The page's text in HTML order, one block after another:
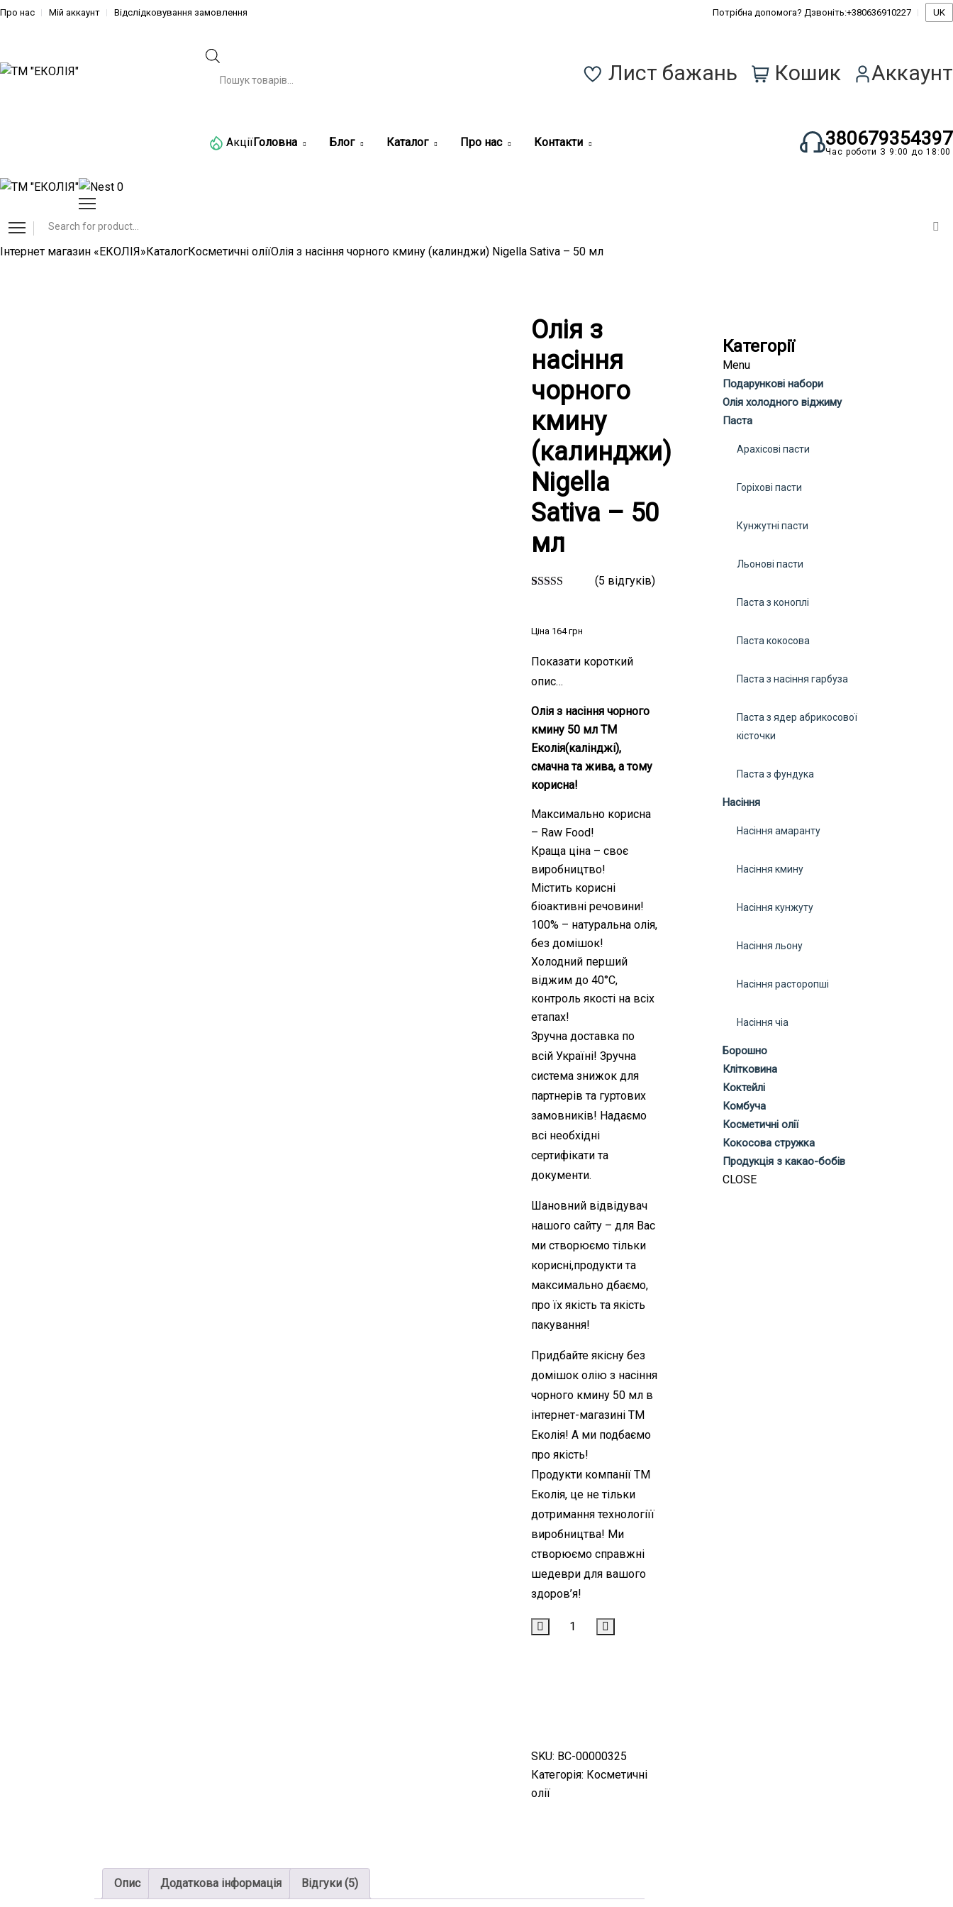
Про нас Мій аккаунт Відслідковування замовлення Потрібна допомога? Дзвоніть:+380636910227 UK
Лист бажань Кошик Аккаунт
АкціїГоловна Блог Каталог Про нас Контакти 380679354397
Час роботи З 9:00 до 18:00
0
Інтернет магазин «ЕКОЛІЯ»КаталогКосметичні оліїОлія з насіння чорного кмину (калинджи) Nigella Sativa – 50 мл
Олія з
насіння
чорного
кмину
(калинджи)
Nigella
Sativa – 50
мл
опитування
(5 відгуків)
Ціна 164грн
Показати короткий
опис…
Олія з насіння чорного
кмину 50 мл ТМ
Еколія(калінджі),
смачна та жива, а тому
корисна!
Максимально корисна
– Raw Food!
Краща ціна – своє
виробництво!
Містить корисні
біоактивні речовини!
100% – натуральна олія,
без домішок!
Холодний перший
віджим до 40°C,
контроль якості на всіх
етапах!
Зручна доставка по
всій Україні! Зручна
система знижок для
партнерів та гуртових
замовників! Надаємо
всі необхідні
сертифікати та
документи.
Шановний відвідувач
нашого сайту – для Вас
ми створюємо тільки
корисні,продукти та
максимально дбаємо,
про їх якість та якість
пакування!
Придбайте якісну без
домішок олію з насіння
чорного кмину 50 мл в
інтернет-магазині ТМ
Еколія! А ми подбаємо
про якість!
Продукти компанії ТМ
Еколія, це не тільки
дотримання технологіїї
виробництва! Ми
створюємо справжні
шедеври для вашого
здоров’я!
SKU: ВС-00000325
Категорія: Косметичні
олії
Опис Додаткова інформація Відгуки (5)
Категорії
Menu
Подарункові набори
Олія холодного віджиму
Паста
Арахісові пасти
Горіхові пасти
Кунжутні пасти
Льонові пасти
Паста з коноплі
Паста кокосова
Паста з насіння гарбуза
Паста з ядер абрикосової
кісточки
Паста з фундука
Насіння
Насіння амаранту
Насіння кмину
Насіння кунжуту
Насіння льону
Насіння расторопші
Насіння чіа
Борошно
Клітковина
Коктейлі
Комбуча
Косметичні олії
Кокосова стружка
Продукція з какао-бобів
CLOSE